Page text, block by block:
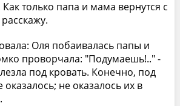
только папа и мама вернутся с
Оля побаивалась папы и
проворчала: "Подумаешь!.." -
под кровать. Конечно, под
оказалось; не оказалось их в